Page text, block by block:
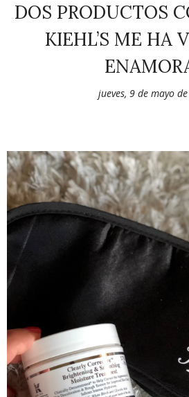
DOS PRODUCTOS
KIEHL’S ME HA
jueves, 9 de mayo